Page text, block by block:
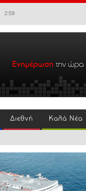
2:59
Διεθνή Καλά Νέα